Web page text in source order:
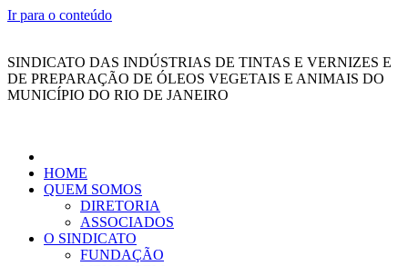
Ir para o conteúdo
SINDICATO DAS INDÚSTRIAS DE TINTAS E VERNIZES E
DE PREPARAÇÃO DE ÓLEOS VEGETAIS E ANIMAIS DO
MUNICÍPIO DO RIO DE JANEIRO
HOME
QUEM SOMOS
DIRETORIA
ASSOCIADOS
O SINDICATO
FUNDAÇÃO